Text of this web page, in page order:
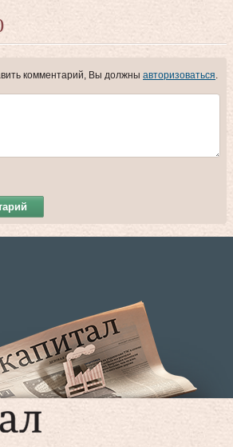
комментарий, Вы должны авторизоваться.